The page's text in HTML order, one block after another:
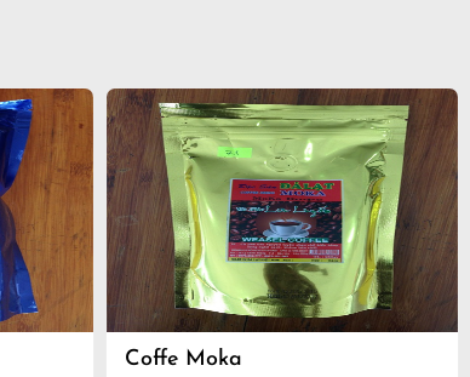
Coffe Moka